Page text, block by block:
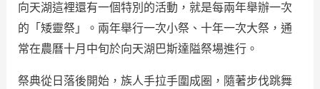
向天湖這裡還有一個特別的活動，就是每兩年舉辦一次
的「矮靈祭」。兩年舉行一次小祭、十年一次大祭，通
常在農曆十月中旬於向天湖巴斯達隘祭場進行。
祭典從日落後開始，族人手拉手圍成圈，隨著步伐跳舞